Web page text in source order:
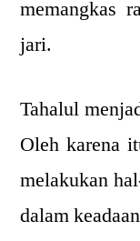
memangkas
jari.
Tahalul
Oleh karena
melakukan
dalam